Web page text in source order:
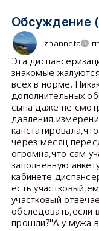
Обсуждение
zhanneta
Эта
знакомые
всех в норме.
дополнительных
сына даже не
через месяц
огромна,что сам
заполненную
кабинете
есть
участковый
обследовать,если
прошли?"А у мужа